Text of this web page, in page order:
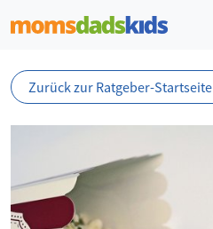
Zurück zur Ratgeber-Startseite